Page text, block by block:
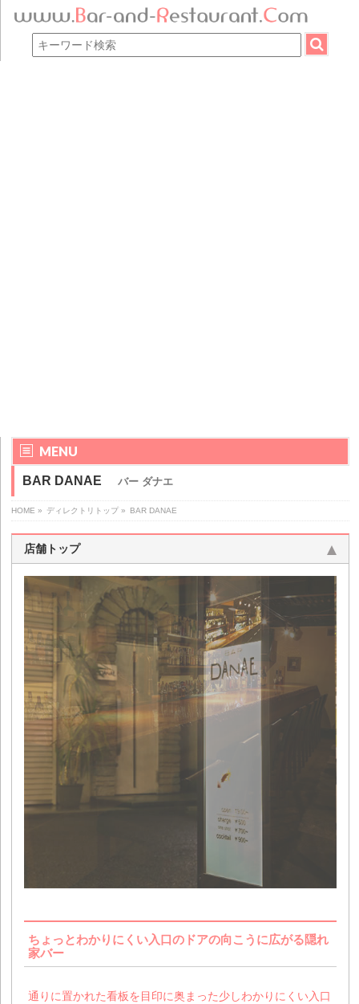
MENU
BAR DANAE バー ダナエ
HOME » ディレクトリトップ » BAR DANAE
店舗トップ
ちょっとわかりにくい入口のドアの向こうに広がる隠れ
家バー
通りに置かれた看板を目印に奥まった少しわかりにくい入口